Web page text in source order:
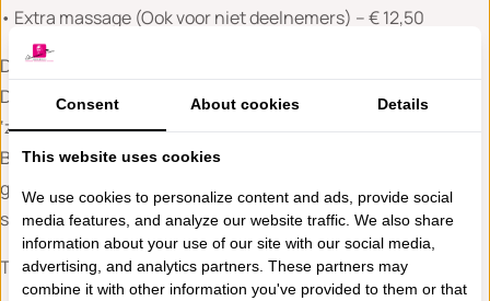
• Extra massage (Ook voor niet deelnemers) – € 12,50
Dresscode ‘Zo Roze Mogelijk’
De sponsorloop is niet competitief van aard. De dresscode is
‘zo roze mogelijk’. Voor de leukste outfit hebben we een prijs.
Bovendien wordt na de finish een herinneringsfoto van u
gemaakt die u digitaal toegestuurd krijgt om te delen met uw
sponsoren.
Tot zaterdag 3 oktober 2026!
Consent About cookies Details
This website uses cookies
We use cookies to personalize content and ads, provide social
media features, and analyze our website traffic. We also share
information about your use of our site with our social media,
advertising, and analytics partners. These partners may
combine it with other information you've provided to them or that